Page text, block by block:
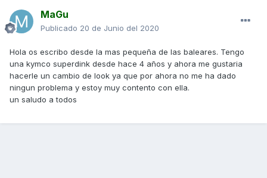
MaGu
Publicado 20 de Junio del 2020
Hola os escribo desde la mas pequeña de las baleares. Tengo
una kymco superdink desde hace 4 años y ahora me gustaria
hacerle un cambio de look ya que por ahora no me ha dado
ningun problema y estoy muy contento con ella.
un saludo a todos